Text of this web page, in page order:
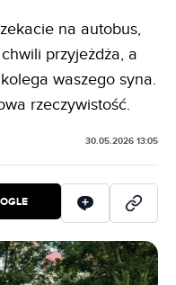
na autobus,
przyjeżdża, a
waszego syna.
rzeczywistość.
30.05.2026 13:05